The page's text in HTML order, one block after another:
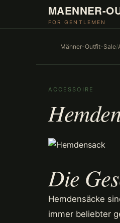
MAENNER-
FOR GENTLEMEN
Männer-Outfit-Sale/
ACCESSOIRE
Die
Hemdensäcke
immer beliebter